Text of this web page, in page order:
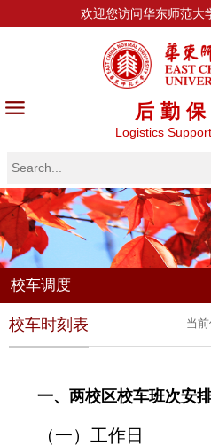
欢迎您访问华东师范大
后勤
Logistics
校车调度
当前
校车时刻表
一、两校区校车班次安
（一）工作日